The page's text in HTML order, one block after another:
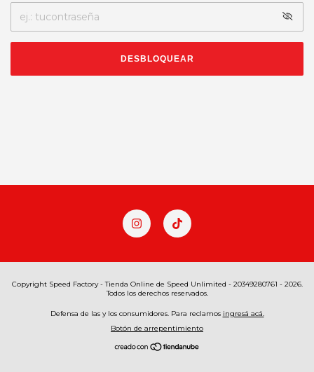
DESBLOQUEAR
Copyright Speed Factory - Tienda Online de Speed Unlimited - 20349280761 - 2026.
Todos los derechos reservados.
Defensa de las y los consumidores. Para reclamos ingresá acá.
Botón de arrepentimiento